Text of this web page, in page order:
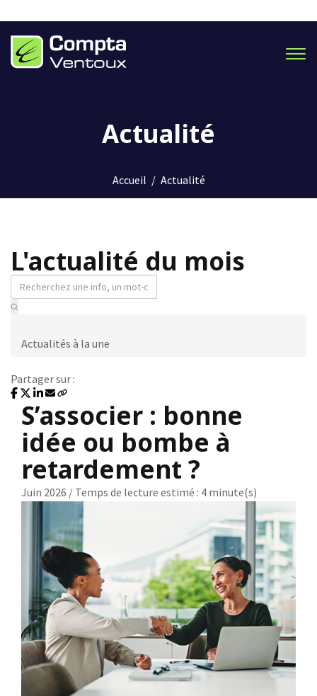
Actualité
Accueil / Actualité
L'actualité du mois
Actualités à la une
Partager sur :
S’associer : bonne
idée ou bombe à
retardement ?
Juin 2026 / Temps de lecture estimé : 4 minute(s)